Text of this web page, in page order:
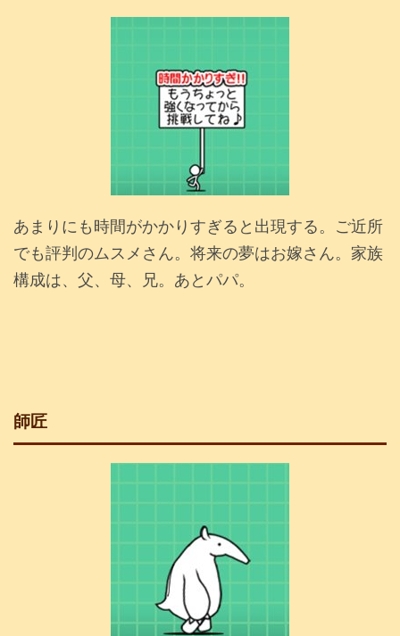
あまりにも時間がかかりすぎると出現する。ご近所
でも評判のムスメさん。将来の夢はお嫁さん。家族
構成は、父、母、兄。あとパパ。
師匠